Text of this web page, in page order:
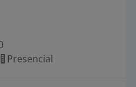
Presencial